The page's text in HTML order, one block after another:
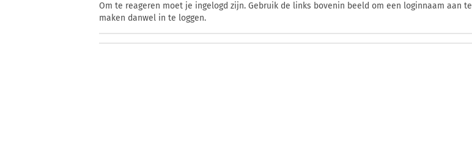
Om te reageren moet je ingelogd zijn. Gebruik de links bovenin beeld om een loginnaam aan te
maken danwel in te loggen.